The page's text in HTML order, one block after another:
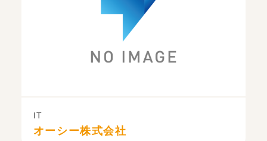
IT
オーシー株式会社